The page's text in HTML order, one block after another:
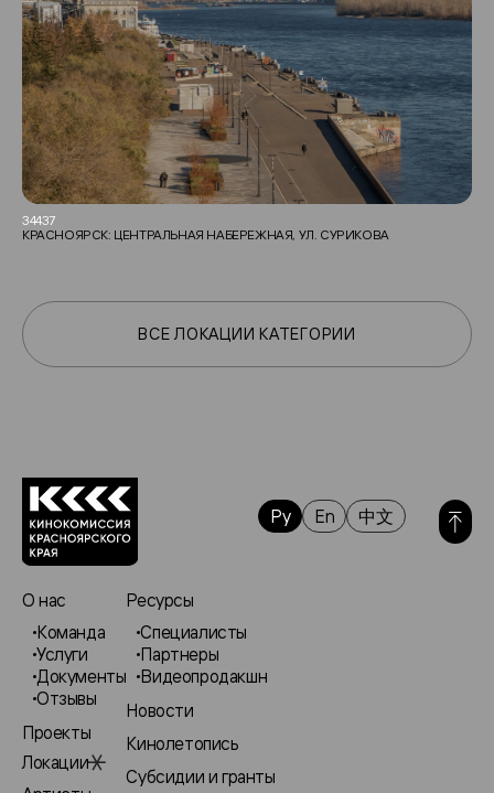
34437
КРАСНОЯРСК: ЦЕНТРАЛЬНАЯ НАБЕРЕЖНАЯ, УЛ. СУРИКОВА
ВСЕ ЛОКАЦИИ КАТЕГОРИИ
Ру En 中文
О нас
Команда
Услуги
Документы
Отзывы
Проекты
Локации
Ресурсы
Специалисты
Партнеры
Видеопродакшн
Новости
Кинолетопись
Субсидии и гранты